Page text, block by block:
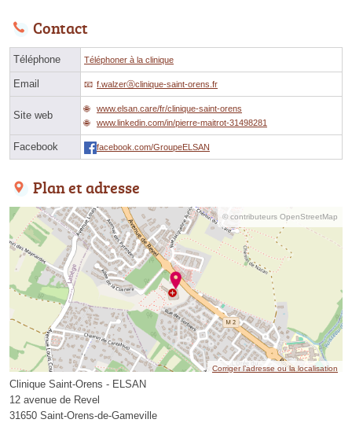
Contact
Téléphone Téléphoner à la clinique
Email f.walzerⓐclinique-saint-orens.fr
Site web
www.elsan.care/fr/clinique-saint-orens
www.linkedin.com/in/pierre-maitrot-31498281
Facebook facebook.com/GroupeELSAN
Plan et adresse
© contributeurs OpenStreetMap
Corriger l’adresse ou la localisation
Clinique Saint-Orens - ELSAN
12 avenue de Revel
31650 Saint-Orens-de-Gameville